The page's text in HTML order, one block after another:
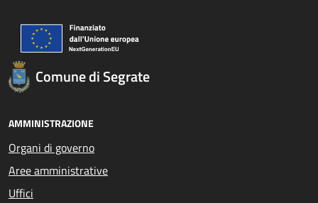
Comune di Segrate
AMMINISTRAZIONE
Organi di governo
Aree amministrative
Uffici